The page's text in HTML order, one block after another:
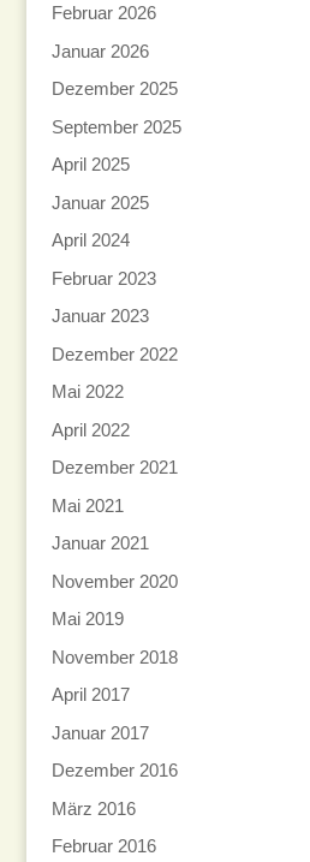
Februar 2026
Januar 2026
Dezember 2025
September 2025
April 2025
Januar 2025
April 2024
Februar 2023
Januar 2023
Dezember 2022
Mai 2022
April 2022
Dezember 2021
Mai 2021
Januar 2021
November 2020
Mai 2019
November 2018
April 2017
Januar 2017
Dezember 2016
März 2016
Februar 2016